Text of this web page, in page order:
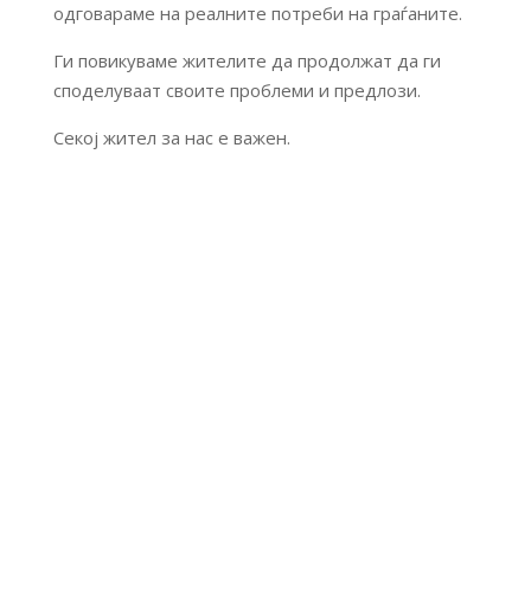
одговараме на реалните потреби на граѓаните.
Ги повикуваме жителите да продолжат да ги
споделуваат своите проблеми и предлози.
Секој жител за нас е важен.